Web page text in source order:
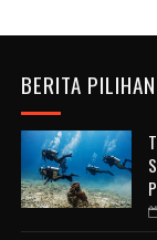
BERITA PILIHAN